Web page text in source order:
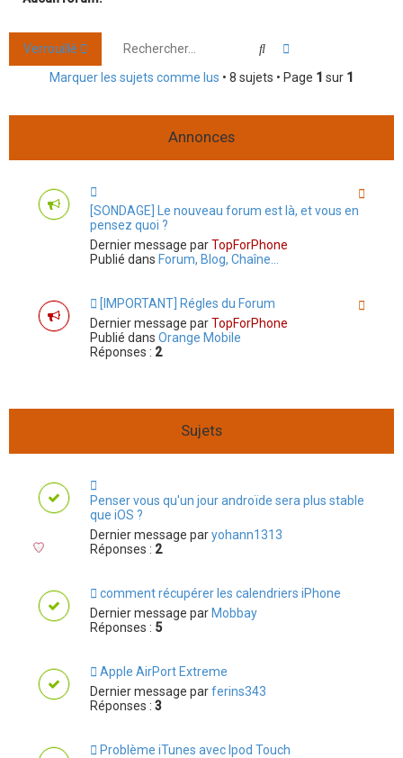
Verrouillé Rechercher
Marquer les sujets comme lus • 8 sujets • Page 1 sur 1
Annonces
[SONDAGE] Le nouveau forum est là, et vous en
pensez quoi ?
Dernier message parTopForPhone
Publié dans Forum, Blog, Chaîne...
[IMPORTANT] Régles du Forum
Dernier message parTopForPhone
Publié dans Orange Mobile
Réponses : 2
Sujets
Penser vous qu'un jour androïde sera plus stable
que iOS ?
Dernier message paryohann1313
Réponses : 2
comment récupérer les calendriers iPhone
Dernier message parMobbay
Réponses : 5
Apple AirPort Extreme
Dernier message parferins343
Réponses : 3
Problème iTunes avec Ipod Touch